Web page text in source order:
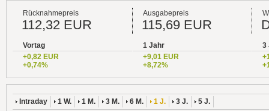
Rücknahmepreis
112,32 EUR
Ausgabepreis
115,69 EUR
Vortag 1 Jahr
3
+0,82 EUR
+0,74%
+9,01 EUR
+8,72%
Intraday 1 W. 1 M. 3 M. 6 M. 1 J. 3 J. 5 J.